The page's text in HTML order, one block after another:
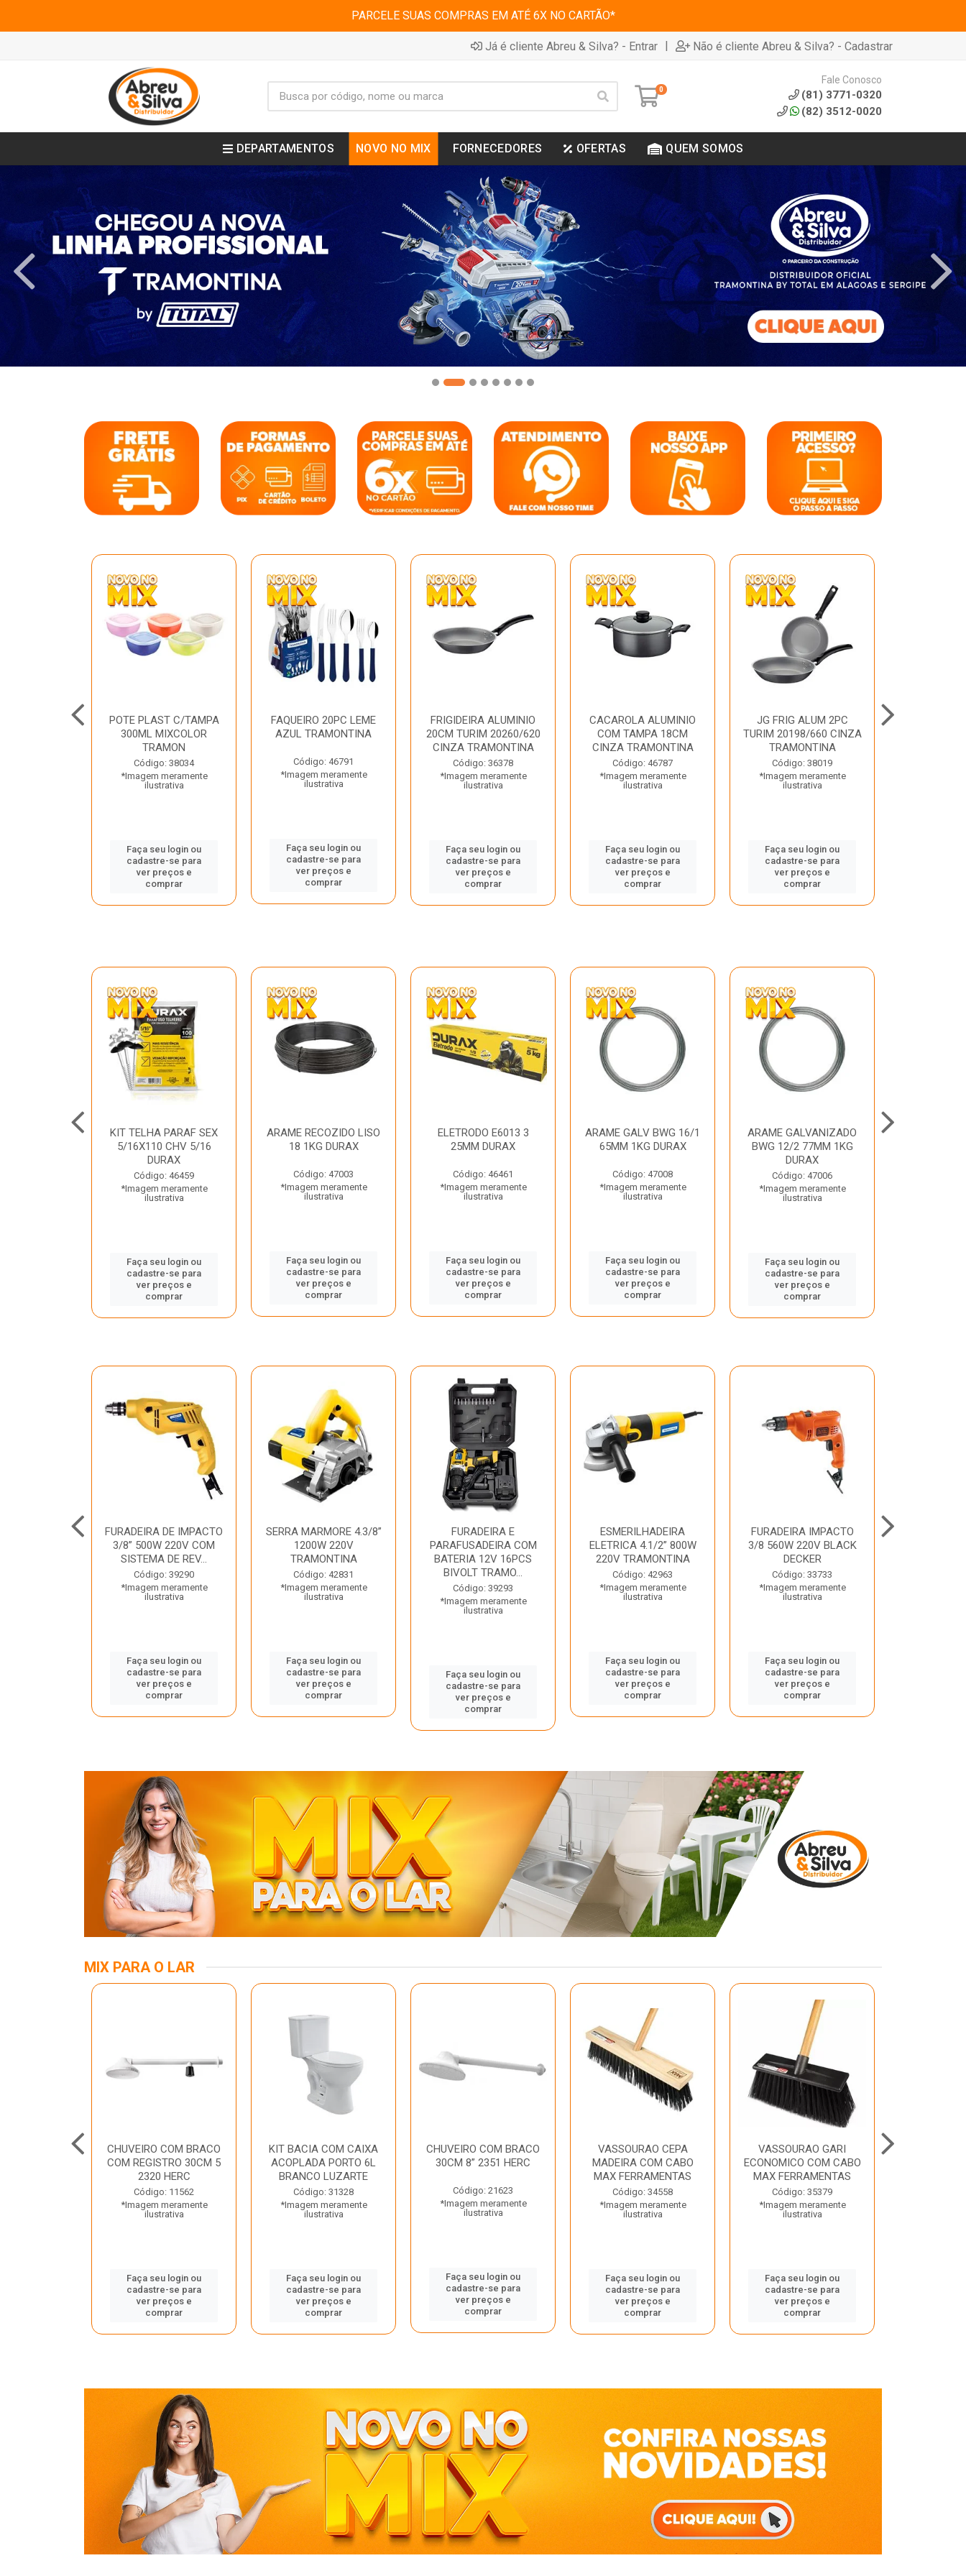
PARCELE SUAS COMPRAS EM ATÉ 6X NO CARTÃO*
Já é cliente Abreu & Silva? - Entrar | Não é cliente Abreu & Silva? - Cadastrar
0
Fale Conosco
(81) 3771-0320
(82) 3512-0020
DEPARTAMENTOS NOVO NO MIX FORNECEDORES OFERTAS QUEM SOMOS
POTE PLAST C/TAMPA
300ML MIXCOLOR
TRAMON
Código: 38034
*Imagem meramente
ilustrativa
Faça seu login ou
cadastre-se para
ver preços e
comprar
FAQUEIRO 20PC LEME
AZUL TRAMONTINA
Código: 46791
*Imagem meramente
ilustrativa
Faça seu login ou
cadastre-se para
ver preços e
comprar
FRIGIDEIRA ALUMINIO
20CM TURIM 20260/620
CINZA TRAMONTINA
Código: 36378
*Imagem meramente
ilustrativa
Faça seu login ou
cadastre-se para
ver preços e
comprar
CACAROLA ALUMINIO
COM TAMPA 18CM
CINZA TRAMONTINA
Código: 46787
*Imagem meramente
ilustrativa
Faça seu login ou
cadastre-se para
ver preços e
comprar
JG FRIG ALUM 2PC
TURIM 20198/660 CINZA
TRAMONTINA
Código: 38019
*Imagem meramente
ilustrativa
Faça seu login ou
cadastre-se para
ver preços e
comprar
KIT TELHA PARAF SEX
5/16X110 CHV 5/16
DURAX
Código: 46459
*Imagem meramente
ilustrativa
Faça seu login ou
cadastre-se para
ver preços e
comprar
ARAME RECOZIDO LISO
18 1KG DURAX
Código: 47003
*Imagem meramente
ilustrativa
Faça seu login ou
cadastre-se para
ver preços e
comprar
ELETRODO E6013 3
25MM DURAX
Código: 46461
*Imagem meramente
ilustrativa
Faça seu login ou
cadastre-se para
ver preços e
comprar
ARAME GALV BWG 16/1
65MM 1KG DURAX
Código: 47008
*Imagem meramente
ilustrativa
Faça seu login ou
cadastre-se para
ver preços e
comprar
ARAME GALVANIZADO
BWG 12/2 77MM 1KG
DURAX
Código: 47006
*Imagem meramente
ilustrativa
Faça seu login ou
cadastre-se para
ver preços e
comprar
FURADEIRA DE IMPACTO
3/8” 500W 220V COM
SISTEMA DE REV...
Código: 39290
*Imagem meramente
ilustrativa
Faça seu login ou
cadastre-se para
ver preços e
comprar
SERRA MARMORE 4.3/8”
1200W 220V
TRAMONTINA
Código: 42831
*Imagem meramente
ilustrativa
Faça seu login ou
cadastre-se para
ver preços e
comprar
FURADEIRA E
PARAFUSADEIRA COM
BATERIA 12V 16PCS
BIVOLT TRAMO...
Código: 39293
*Imagem meramente
ilustrativa
Faça seu login ou
cadastre-se para
ver preços e
comprar
ESMERILHADEIRA
ELETRICA 4.1/2” 800W
220V TRAMONTINA
Código: 42963
*Imagem meramente
ilustrativa
Faça seu login ou
cadastre-se para
ver preços e
comprar
FURADEIRA IMPACTO
3/8 560W 220V BLACK
DECKER
Código: 33733
*Imagem meramente
ilustrativa
Faça seu login ou
cadastre-se para
ver preços e
comprar
MIX PARA O LAR
CHUVEIRO COM BRACO
COM REGISTRO 30CM 5
2320 HERC
Código: 11562
*Imagem meramente
ilustrativa
Faça seu login ou
cadastre-se para
ver preços e
comprar
KIT BACIA COM CAIXA
ACOPLADA PORTO 6L
BRANCO LUZARTE
Código: 31328
*Imagem meramente
ilustrativa
Faça seu login ou
cadastre-se para
ver preços e
comprar
CHUVEIRO COM BRACO
30CM 8” 2351 HERC
Código: 21623
*Imagem meramente
ilustrativa
Faça seu login ou
cadastre-se para
ver preços e
comprar
VASSOURAO CEPA
MADEIRA COM CABO
MAX FERRAMENTAS
Código: 34558
*Imagem meramente
ilustrativa
Faça seu login ou
cadastre-se para
ver preços e
comprar
VASSOURAO GARI
ECONOMICO COM CABO
MAX FERRAMENTAS
Código: 35379
*Imagem meramente
ilustrativa
Faça seu login ou
cadastre-se para
ver preços e
comprar